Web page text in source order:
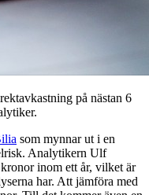
på nästan 6
som mynnar ut i en
Analytikern Ulf
inom ett år, vilket är
har. Att jämföra med